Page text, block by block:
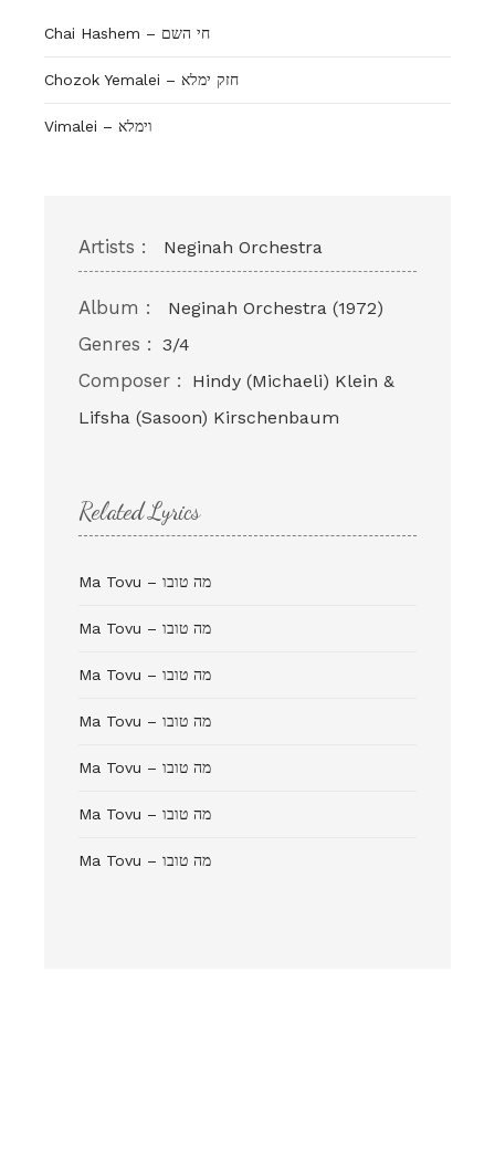
Chai Hashem – חי השם
Chozok Yemalei – חזק ימלא
Vimalei – וימלא
Artists : Neginah Orchestra
Album : Neginah Orchestra (1972)
Genres : 3/4
Composer :
Hindy (Michaeli) Klein &
Lifsha (Sasoon) Kirschenbaum
Related Lyrics
Ma Tovu – מה טובו
Ma Tovu – מה טובו
Ma Tovu – מה טובו
Ma Tovu – מה טובו
Ma Tovu – מה טובו
Ma Tovu – מה טובו
Ma Tovu – מה טובו